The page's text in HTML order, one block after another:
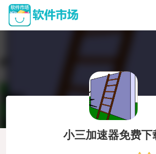
小三加速器免费下